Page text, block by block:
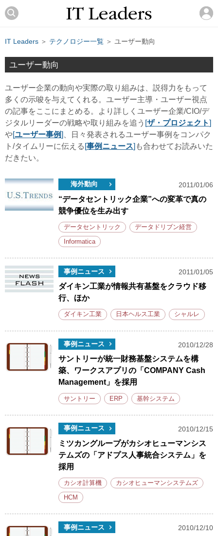
IT Leaders ＞ テクノロジー一覧 ＞ ユーザー動向
ユーザー動向
ユーザー企業の動向や実際の取り組みは、説得力をもって
多くの示唆を与えてくれる。ユーザー主導・ユーザー視点
の記事をここにまとめる。より詳しくユーザー企業/CIO/デ
ジタルリーダーの戦略や取り組みを追う [ザ・プロジェクト]
や[ユーザー事例]
、日々発表されるユーザー事例をコンパク
ト/タイムリーに伝える [事例ニュース] も合わせてお読みいた
だきたい。
海外動向 2011/01/06
“データセントリック企業”への変革で真の
競争優位を生み出す
データセントリック データドリブン経営
Informatica
事例ニュース 2011/01/05
ダイキン工業が情報共有基盤をクラウド移
行、ほか
ダイキン工業 日本ヘルス工業 シャルレ
事例ニュース 2010/12/28
サントリーが統一財務基盤システムを構
築、ワークスアプリの「COMPANY Cash
Management」を採用
サントリー ERP 基幹システム
事例ニュース 2010/12/15
ミツカングループがカシオヒューマンシス
テムズの「アドプス人事統合システム」を
採用
カシオ計算機 カシオヒューマンシステムズ
HCM
事例ニュース 2010/12/10